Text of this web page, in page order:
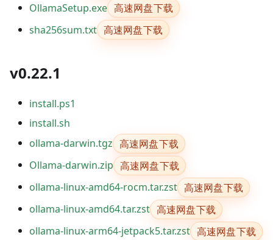
OllamaSetup.exe 高速网盘下载
sha256sum.txt 高速网盘下载
v0.22.1
install.ps1
install.sh
ollama-darwin.tgz 高速网盘下载
Ollama-darwin.zip 高速网盘下载
ollama-linux-amd64-rocm.tar.zst 高速网盘下载
ollama-linux-amd64.tar.zst 高速网盘下载
ollama-linux-arm64-jetpack5.tar.zst 高速网盘下载